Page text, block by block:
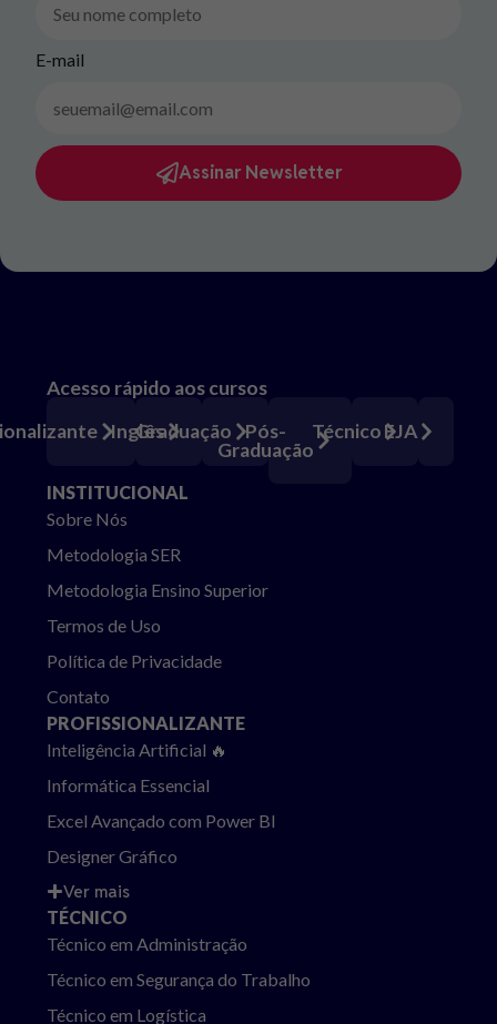
E-mail
Assinar Newsletter
Acesso rápido aos cursos
Inglês
Graduação
Pós-
Graduação
TécnicoEJA
INSTITUCIONAL
Sobre Nós
Metodologia SER
Metodologia Ensino Superior
Termos de Uso
Política de Privacidade
Contato
PROFISSIONALIZANTE
Inteligência Artificial 🔥
Informática Essencial
Excel Avançado com Power BI
Designer Gráfico
Ver mais
TÉCNICO
Técnico em Administração
Técnico em Segurança do Trabalho
Técnico em Logística